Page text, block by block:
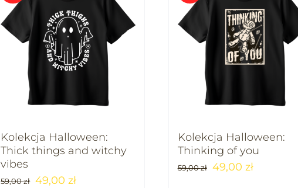
Kolekcja Halloween:
Thick things and witchy
vibes
59,00zł 49,00zł
Kolekcja Halloween:
Thinking of you
59,00zł 49,00 zł